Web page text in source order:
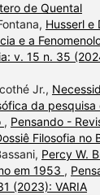
de Quental
Husserl e
e a
v. 15 n. 35
Jr.,
da
, Pensando -
Filosofia no
Percy W.
em 1953 ,
(2023): VARIA